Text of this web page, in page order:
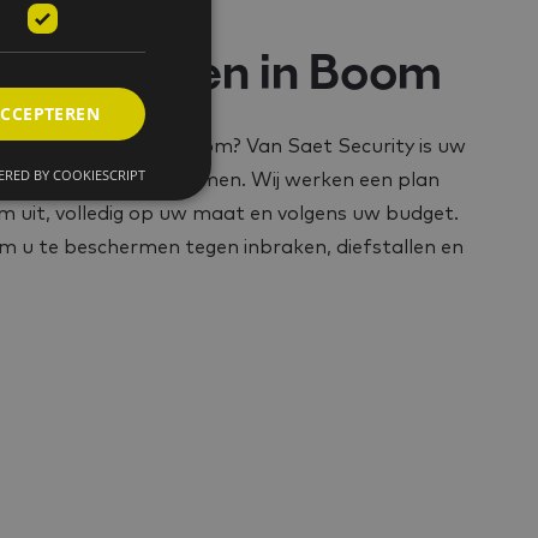
voor
bedrijven in Boom
of bedrijf in Boom? Van Saet Security is uw
alarmsystemen. Wij werken een plan
uit, volledig op uw maat en volgens uw budget.
u te beschermen tegen inbraken, diefstallen en
BY COOKIESCRIPT